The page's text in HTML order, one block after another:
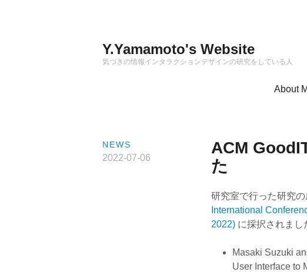
Y.Yamamoto's Website
気づきの情報インタラクションデザインの研究をしている人
About
ACM
た
NEWS
2022-07-06
研究室で行った研究
International
2022)に採択されまし
Masaki Suzuki
User Interface to